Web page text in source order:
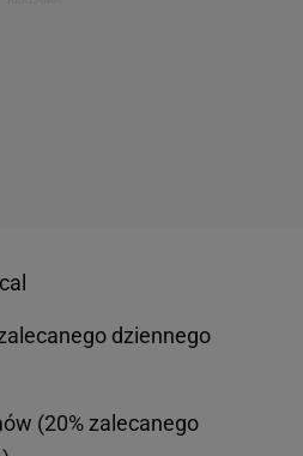
dziennego
(20% zalecanego